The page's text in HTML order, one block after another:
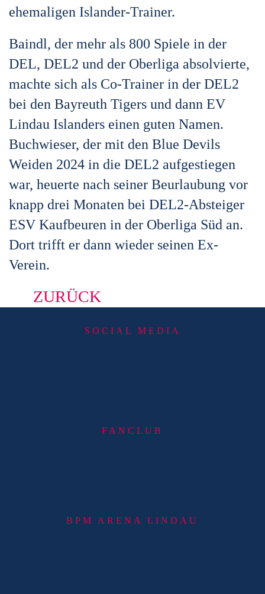
ehemaligen Islander-Trainer.
Baindl, der mehr als 800 Spiele in der
DEL, DEL2 und der Oberliga absolvierte,
machte sich als Co-Trainer in der DEL2
bei den Bayreuth Tigers und dann EV
Lindau Islanders einen guten Namen.
Buchwieser, der mit den Blue Devils
Weiden 2024 in die DEL2 aufgestiegen
war, heuerte nach seiner Beurlaubung vor
knapp drei Monaten bei DEL2-Absteiger
ESV Kaufbeuren in der Oberliga Süd an.
Dort trifft er dann wieder seinen Ex-
Verein.
ZURÜCK
SOCIAL MEDIA
FANCLUB
BPM ARENA LINDAU